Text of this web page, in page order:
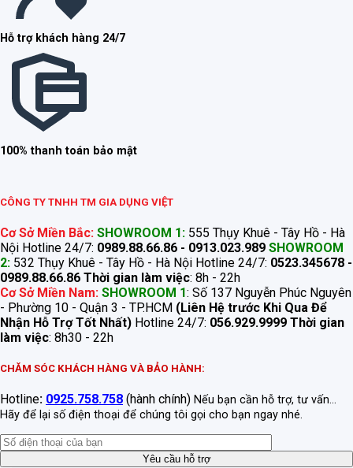
Hỗ trợ khách hàng 24/7
100% thanh toán bảo mật
CÔNG TY TNHH TM GIA DỤNG VIỆT
Cơ Sở Miền Bắc: SHOWROOM 1: 555 Thụy Khuê - Tây Hồ - Hà
Nội Hotline 24/7: 0989.88.66.86 - 0913.023.989 SHOWROOM
2: 532 Thụy Khuê - Tây Hồ - Hà Nội Hotline 24/7: 0523.345678 -
0989.88.66.86 Thời gian làm việc: 8h - 22h
Cơ Sở Miền Nam: SHOWROOM 1: Số 137 Nguyễn Phúc Nguyên
- Phường 10 - Quận 3 - TP.HCM (Liên Hệ trước Khi Qua Để
Nhận Hỗ Trợ Tốt Nhất) Hotline 24/7: 056.929.9999 Thời gian
làm việc: 8h30 - 22h
CHĂM SÓC KHÁCH HÀNG VÀ BẢO HÀNH:
Hotline: 0925.758.758 (hành chính) Nếu bạn cần hỗ trợ, tư vấn...
Hãy để lại số điện thoại để chúng tôi gọi cho bạn ngay nhé.